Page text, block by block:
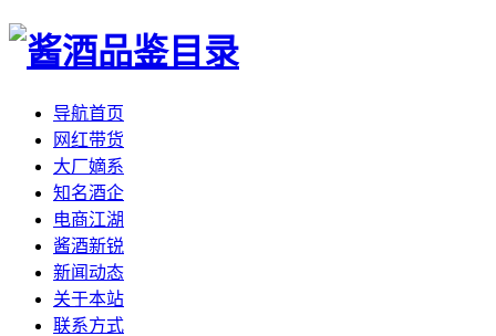
导航首页
网红带货
大厂嫡系
知名酒企
电商江湖
酱酒新锐
新闻动态
关于本站
联系方式